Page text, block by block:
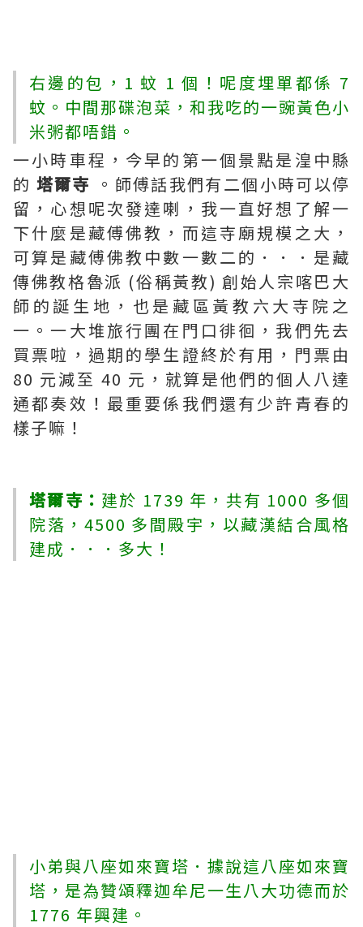
右邊的包，1 蚊 1 個！呢度埋單都係 7
蚊。中間那碟泡菜，和我吃的一豌黃色小
米粥都唔錯。
一小時車程，今早的第一個景點是湟中縣
的 塔爾寺 。師傅話我們有二個小時可以停
留，心想呢次發達喇，我一直好想了解一
下什麼是藏傅佛教，而這寺廟規模之大，
可算是藏傅佛教中數一數二的．．．是藏
傳佛教格魯派 (俗稱黃教) 創始人宗喀巴大
師的誕生地，也是藏區黃教六大寺院之
一。一大堆旅行團在門口徘徊，我們先去
買票啦，過期的學生證終於有用，門票由
80 元減至 40 元，就算是他們的個人八達
通都奏效！最重要係我們還有少許青春的
樣子嘛！
塔爾寺： 建於 1739 年，共有 1000 多個
院落，4500 多間殿宇，以藏漢結合風格
建成．．．多大！
小弟與八座如來寶塔．據說這八座如來寶
塔，是為贊頌釋迦牟尼一生八大功德而於
1776 年興建。